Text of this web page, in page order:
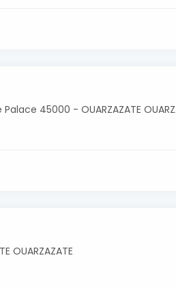
45000 - OUARZAZATE
OUARZAZATE